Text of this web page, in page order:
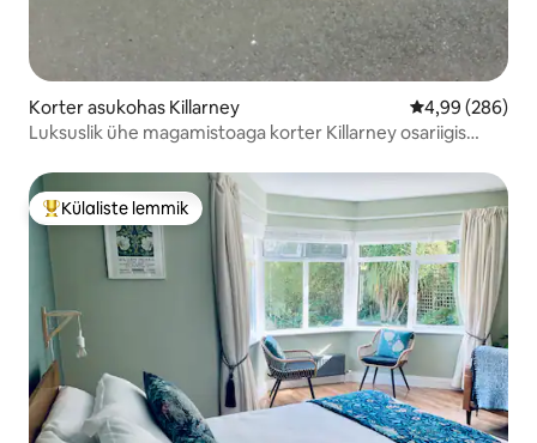
Korter asukohas Killarney Keskmine
4,99 (286)
Luksuslik ühe magamistoaga korter Killarney osariigis
Külaliste suur lemmik
Külaliste lemmik